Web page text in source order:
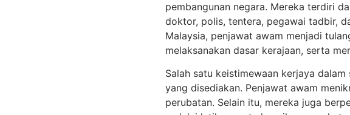
pembangunan negara. Mereka terdiri
doktor, polis, tentera, pegawai tadbir,
Malaysia, penjawat awam menjadi
melaksanakan dasar kerajaan, serta
Salah satu keistimewaan kerjaya
yang disediakan. Penjawat awam
perubatan. Selain itu, mereka juga